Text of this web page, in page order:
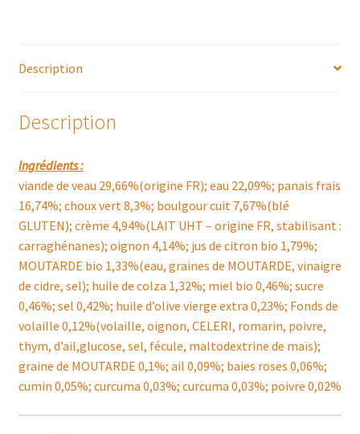
Description
Description
Ingrédients :
viande de veau 29,66%(origine FR); eau 22,09%; panais frais
16,74%; choux vert 8,3%; boulgour cuit 7,67%(blé
GLUTEN); crème 4,94%(LAIT UHT – origine FR, stabilisant :
carraghénanes); oignon 4,14%; jus de citron bio 1,79%;
MOUTARDE bio 1,33%(eau, graines de MOUTARDE, vinaigre
de cidre, sel); huile de colza 1,32%; miel bio 0,46%; sucre
0,46%; sel 0,42%; huile d’olive vierge extra 0,23%; Fonds de
volaille 0,12%(volaille, oignon, CELERI, romarin, poivre,
thym, d’ail,glucose, sel, fécule, maltodextrine de maïs);
graine de MOUTARDE 0,1%; ail 0,09%; baies roses 0,06%;
cumin 0,05%; curcuma 0,03%; curcuma 0,03%; poivre 0,02%